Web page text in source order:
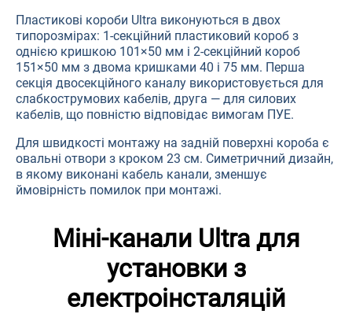
Пластикові короби Ultra виконуються в двох
типорозмірах: 1-секційний пластиковий короб з
однією кришкою 101×50 мм і 2-секційний короб
151×50 мм з двома кришками 40 і 75 мм. Перша
секція двосекційного каналу використовується для
слабкострумових кабелів, друга — для силових
кабелів, що повністю відповідає вимогам ПУЕ.
Для швидкості монтажу на задній поверхні короба є
овальні отвори з кроком 23 см. Симетричний дизайн,
в якому виконані кабель канали, зменшує
ймовірність помилок при монтажі.
Міні-канали Ultra для
установки з
електроінсталяцій